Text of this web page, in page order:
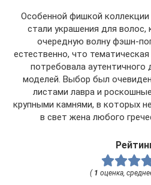
Особенной фишкой
стали украшения для
очередную волну фэшн-
естественно, что
потребовала аутентичного
моделей. Выбор был
листами лавра и
крупными камнями, в которых
в свет жена любого
( 1 оценка,